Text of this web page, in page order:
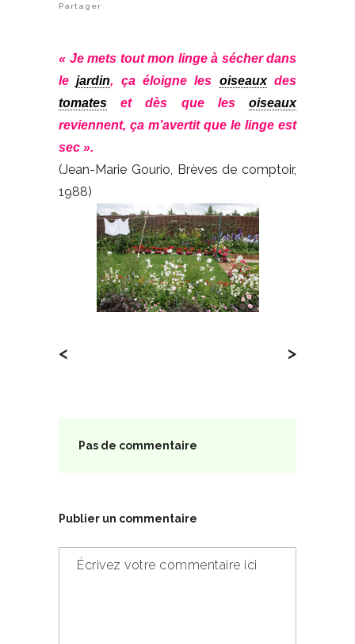
Partager
« Je mets tout mon linge à sécher dans
lejardin, ça éloigne les oiseauxdes
tomates et dès que les oiseaux
reviennent, ça m’avertit que le linge est
sec ».
(Jean-Marie Gourio, Brèves de comptoir,
1988)
< >
Pas de commentaire
Publier un commentaire